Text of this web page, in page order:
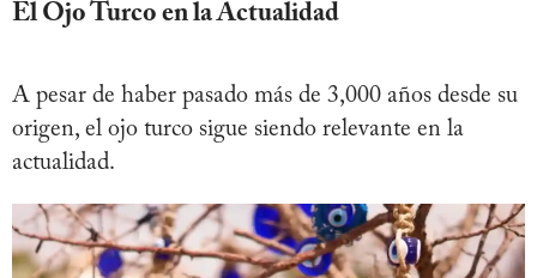
El Ojo Turco en la Actualidad
A pesar de haber pasado más de 3,000 años desde su
origen, el ojo turco sigue siendo relevante en la
actualidad.